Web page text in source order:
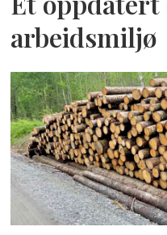
arbeidsmiljø